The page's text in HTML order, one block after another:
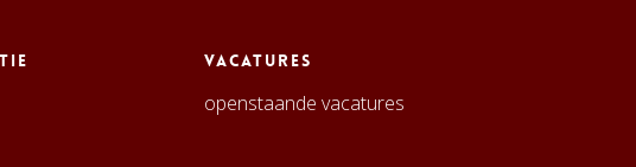
Vacatures
openstaande vacatures